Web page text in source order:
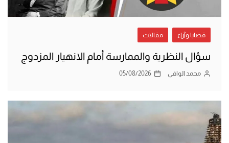
قضايا وآراء مقالات
سؤال النظرية والممارسة أمام الانهيار المزدوج
محمد الوافي 05/08/2026